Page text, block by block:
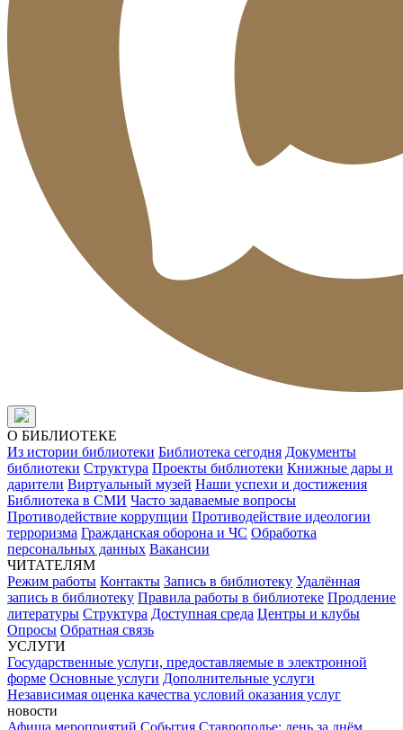
О БИБЛИОТЕКЕ
Из истории библиотеки Библиотека сегодня Документы
библиотеки Структура Проекты библиотеки Книжные дары и
дарители Виртуальный музей Наши успехи и достижения
Библиотека в СМИ Часто задаваемые вопросы
Противодействие коррупции Противодействие идеологии
терроризма Гражданская оборона и ЧС Обработка
персональных данных Вакансии
ЧИТАТЕЛЯМ
Режим работы Контакты Запись в библиотеку Удалённая
запись в библиотеку Правила работы в библиотеке Продление
литературы Структура Доступная среда Центры и клубы
Опросы Обратная связь
УСЛУГИ
Государственные услуги, предоставляемые в электронной
форме Основные услуги Дополнительные услуги
Независимая оценка качества условий оказания услуг
новости
Афиша мероприятий События Ставрополье: день за днём